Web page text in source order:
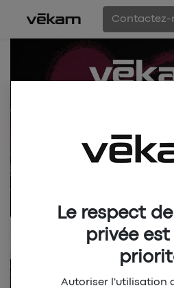
Contactez-
Le respect
privée
Autoriser l'utilisation